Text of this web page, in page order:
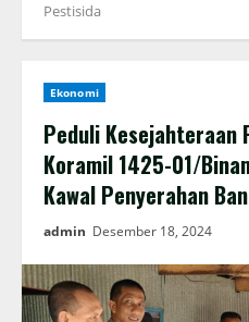
Pestisida
Ekonomi
Peduli Kesejahteraan
Koramil 1425-01/
Kawal Penyerahan
admin Desember 18, 2024